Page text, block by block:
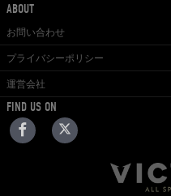
ABOUT
お問い合わせ
プライバシーポリシー
運営会社
FIND US ON